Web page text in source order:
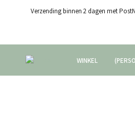
Verzending binnen 2 dagen met
WINKEL